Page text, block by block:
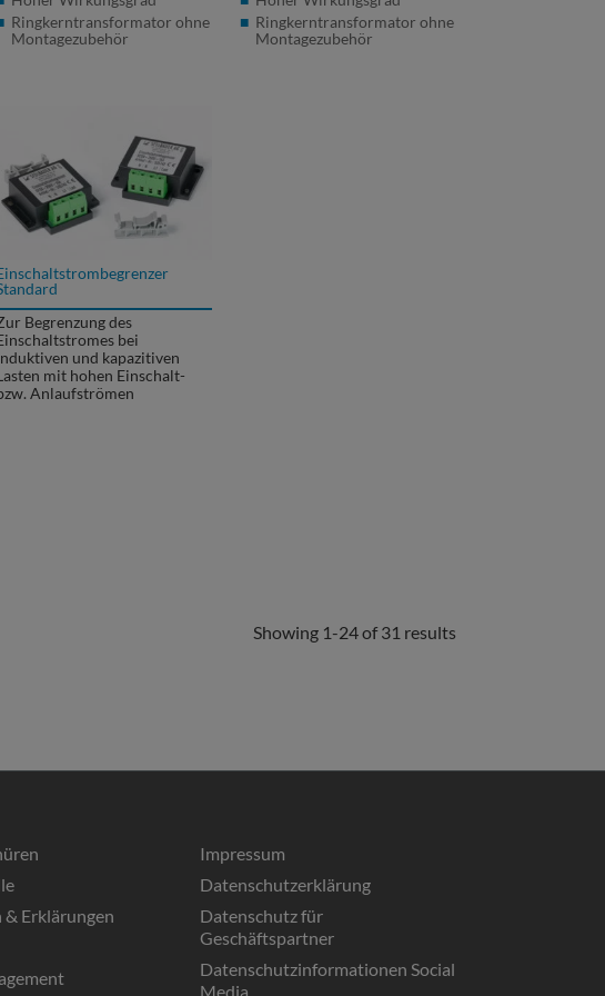
Ringkerntransformator ohne
Montagezubehör
Ringkerntransformator ohne
Montagezubehör
Begrenzung des
bei
und kapazitiven
mit hohen Einschalt-
Anlaufströmen
Showing 1-24 of 31 results
Erklärungen
Impressum
Datenschutzerklärung
Datenschutz für
Geschäftspartner
Datenschutzinformationen Social
Media